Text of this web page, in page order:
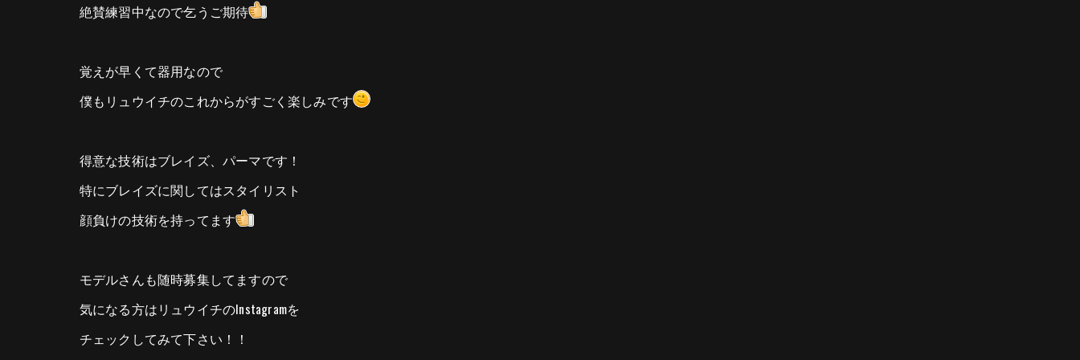
絶賛練習中なので乞うご期待
覚えが早くて器用なので
僕もリュウイチのこれからがすごく楽しみです
得意な技術はブレイズ、パーマです！
特にブレイズに関してはスタイリスト
顔負けの技術を持ってます
モデルさんも随時募集してますので
気になる方はリュウイチのInstagramを
チェックしてみて下さい！！